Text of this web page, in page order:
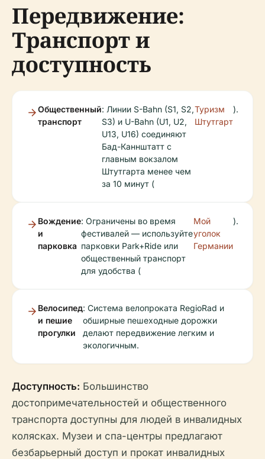
Передвижение:
Транспорт и
доступность
Общественный
транспорт
: Линии S-Bahn (S1, S2,
S3) и U-Bahn (U1, U2,
U13, U16) соединяют
Бад-Каннштатт с
главным вокзалом
Штутгарта менее чем
за 10 минут (
Туризм
Штутгарт
).
Вождение
и
парковка
: Ограничены во время
фестивалей — используйте
парковки Park+Ride или
общественный транспорт
для удобства (
Мой
уголок
Германии
).
Велосипед
и пешие
прогулки
: Система велопроката RegioRad и
обширные пешеходные дорожки
делают передвижение легким и
экологичным.
Доступность: Большинство
достопримечательностей и общественного
транспорта доступны для людей в инвалидных
колясках. Музеи и спа-центры предлагают
безбарьерный доступ и прокат инвалидных